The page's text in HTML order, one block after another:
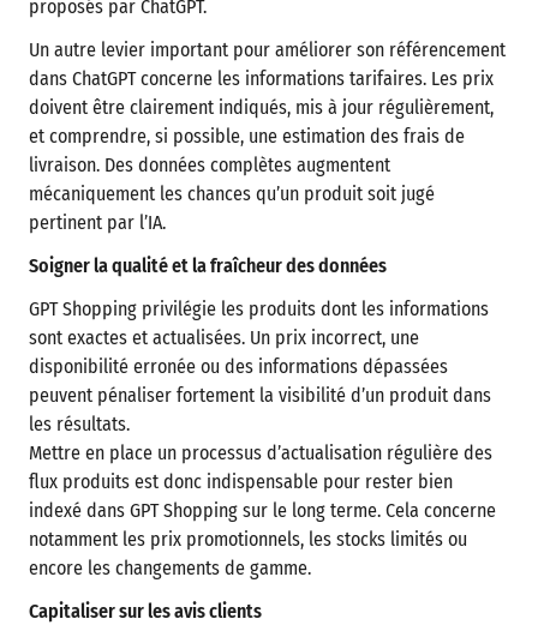
proposés par ChatGPT.
Un autre levier important pour améliorer son référencement
dans ChatGPT concerne les informations tarifaires. Les prix
doivent être clairement indiqués, mis à jour régulièrement,
et comprendre, si possible, une estimation des frais de
livraison. Des données complètes augmentent
mécaniquement les chances qu’un produit soit jugé
pertinent par l’IA.
Soigner la qualité et la fraîcheur des données
GPT Shopping privilégie les produits dont les informations
sont exactes et actualisées. Un prix incorrect, une
disponibilité erronée ou des informations dépassées
peuvent pénaliser fortement la visibilité d’un produit dans
les résultats.
Mettre en place un processus d’actualisation régulière des
flux produits est donc indispensable pour rester bien
indexé dans GPT Shopping sur le long terme. Cela concerne
notamment les prix promotionnels, les stocks limités ou
encore les changements de gamme.
Capitaliser sur les avis clients